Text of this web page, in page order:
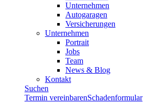
Unternehmen
Autogaragen
Versicherungen
Unternehmen
Portrait
Jobs
Team
News & Blog
Kontakt
Suchen
Termin vereinbarenSchadenformular